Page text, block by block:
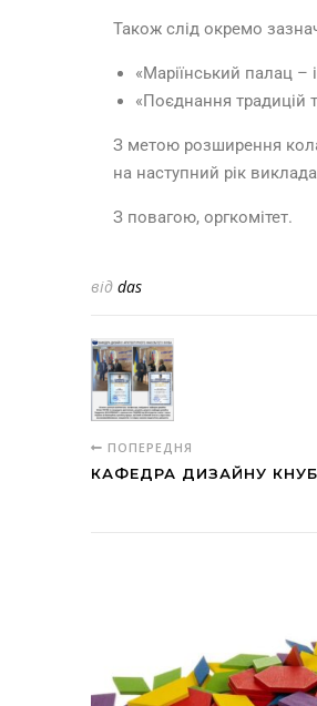
Також слід окремо
«Маріїнський палац
«Поєднання традицій
З метою розширення
на наступний рік
З повагою, оргкомітет.
від das
ПОПЕРЕДНЯ
КАФЕДРА ДИЗАЙНУ